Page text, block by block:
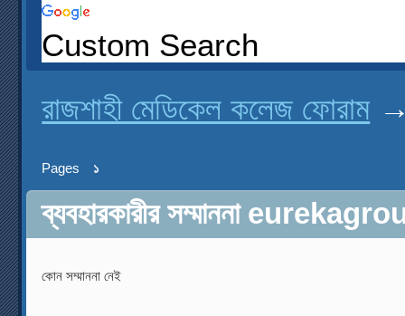
Custom Search
রাজশাহী মেডিকেল কলেজ ফোরাম
Pages ১
ব্যবহারকারীর সম্মাননা
কোন সম্মাননা নেই